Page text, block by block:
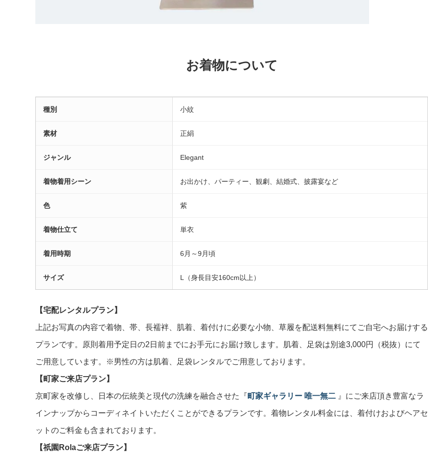
お着物について
種別 小紋
素材 正絹
ジャンル Elegant
着物着用シーン お出かけ、パーティー、観劇、結婚式、披露宴など
色 紫
着物仕立て 単衣
着用時期 6月～9月頃
サイズ L（身長目安160cm以上）
【宅配レンタルプラン】
上記お写真の内容で着物、帯、長襦袢、肌着、着付けに必要な小物、草履を配送料無料にてご自宅へお届けする
プランです。原則着用予定日の2日前までにお手元にお届け致します。肌着、足袋は別途3,000円（税抜）にて
ご用意しています。※男性の方は肌着、足袋レンタルでご用意しております。
【町家ご来店プラン】
京町家を改修し、日本の伝統美と現代の洗練を融合させた『町家ギャラリー 唯一無二 』にご来店頂き豊富なラ
インナップからコーディネイトいただくことができるプランです。着物レンタル料金には、着付けおよびヘアセ
ットのご料金も含まれております。
【祇園Rolaご来店プラン】